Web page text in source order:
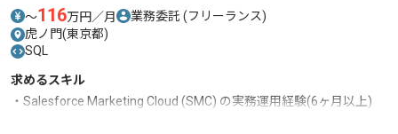
〜116万円／月 業務委託 (フリーランス)
虎ノ門(東京都)
SQL
求めるスキル
・Salesforce Marketing Cloud (SMC) の実務運用経験(6ヶ月以上)